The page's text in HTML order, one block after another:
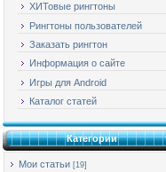
ХИТовые рингтоны
Рингтоны пользователей
Заказать рингтон
Информация о сайте
Игры для Android
Каталог статей
Категории
Мои статьи [19]